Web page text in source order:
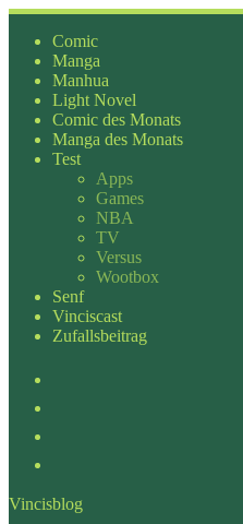
Zum
Inhalt
springen
Comic
Manga
Manhua
Light Novel
Comic des Monats
Manga des Monats
Test
Apps
Games
NBA
TV
Versus
Wootbox
Senf
Vinciscast
Zufallsbeitrag
Vincisblog